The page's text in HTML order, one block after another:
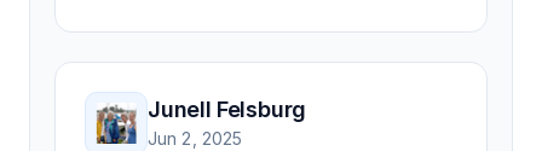
professionally. Highly recommend for all your
RSS feed needs. Our trucking news hub
website couldn't work without it. Thank you.
Junell Felsburg
Jun 2, 2025